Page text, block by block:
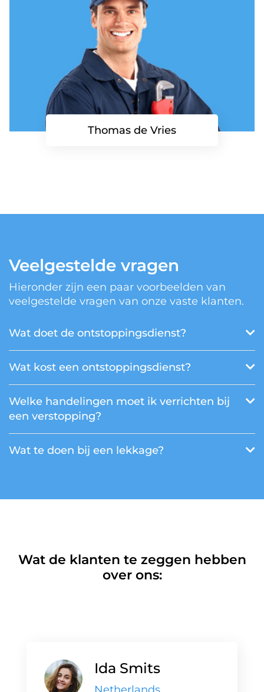
Thomas de Vries
Veelgestelde vragen
Hieronder zijn een paar voorbeelden van
veelgestelde vragen van onze vaste klanten.
Wat doet de ontstoppingsdienst?
Wat kost een ontstoppingsdienst?
Welke handelingen moet ik verrichten bij
een verstopping?
Wat te doen bij een lekkage?
Wat de klanten te zeggen hebben
over ons:
Ida Smits